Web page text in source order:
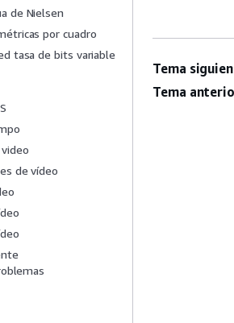
de Nielsen
por cuadro
tasa de bits variable
de vídeo
Tema
Tema